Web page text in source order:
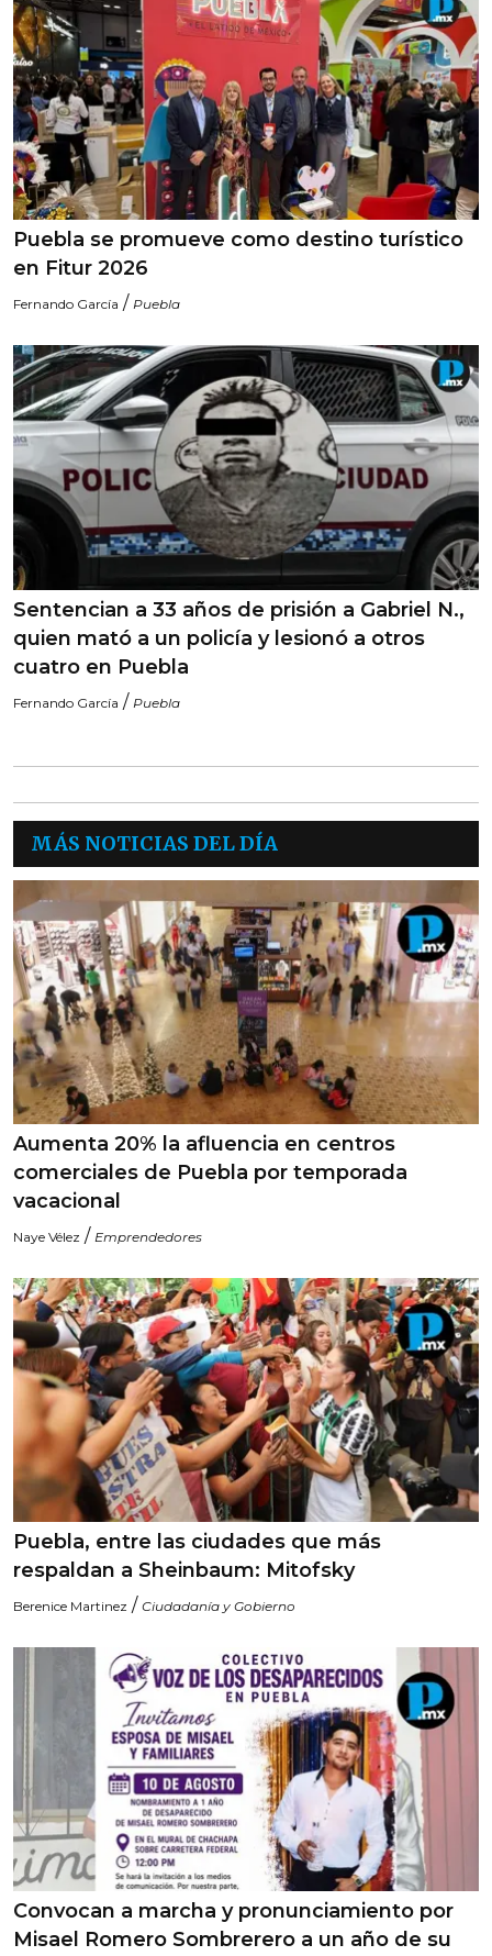
Puebla se promueve como destino turístico
en Fitur 2026
Fernando García / Puebla
Sentencian a 33 años de prisión a Gabriel N.,
quien mató a un policía y lesionó a otros
cuatro en Puebla
Fernando García / Puebla
MÁS NOTICIAS DEL DÍA
Aumenta 20% la afluencia en centros
comerciales de Puebla por temporada
vacacional
Naye Vélez / Emprendedores
Puebla, entre las ciudades que más
respaldan a Sheinbaum: Mitofsky
Berenice Martinez / Ciudadanía y Gobierno
Convocan a marcha y pronunciamiento por
Misael Romero Sombrerero a un año de su